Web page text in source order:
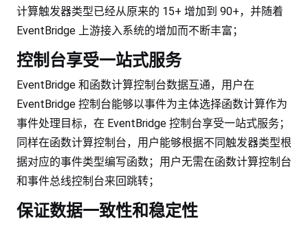
计算触发器类型已经从原来的 15+ 增加到 90+，并随着
EventBridge 上游接入系统的增加而不断丰富；
控制台享受一站式服务
EventBridge 和函数计算控制台数据互通，用户在
EventBridge 控制台能够以事件为主体选择函数计算作为
事件处理目标，在 EventBridge 控制台享受一站式服务；
同样在函数计算控制台，用户能够根据不同触发器类型根
据对应的事件类型编写函数；用户无需在函数计算控制台
和事件总线控制台来回跳转；
保证数据一致性和稳定性